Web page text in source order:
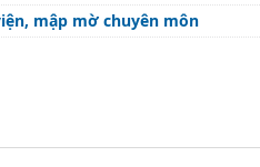
mập mờ chuyên môn